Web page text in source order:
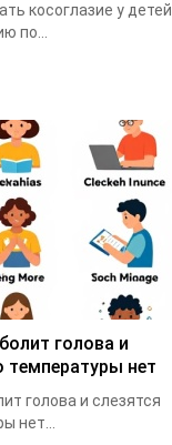
косоглазие у детей
по...
голова и
температуры нет
голова и слезятся
нет...